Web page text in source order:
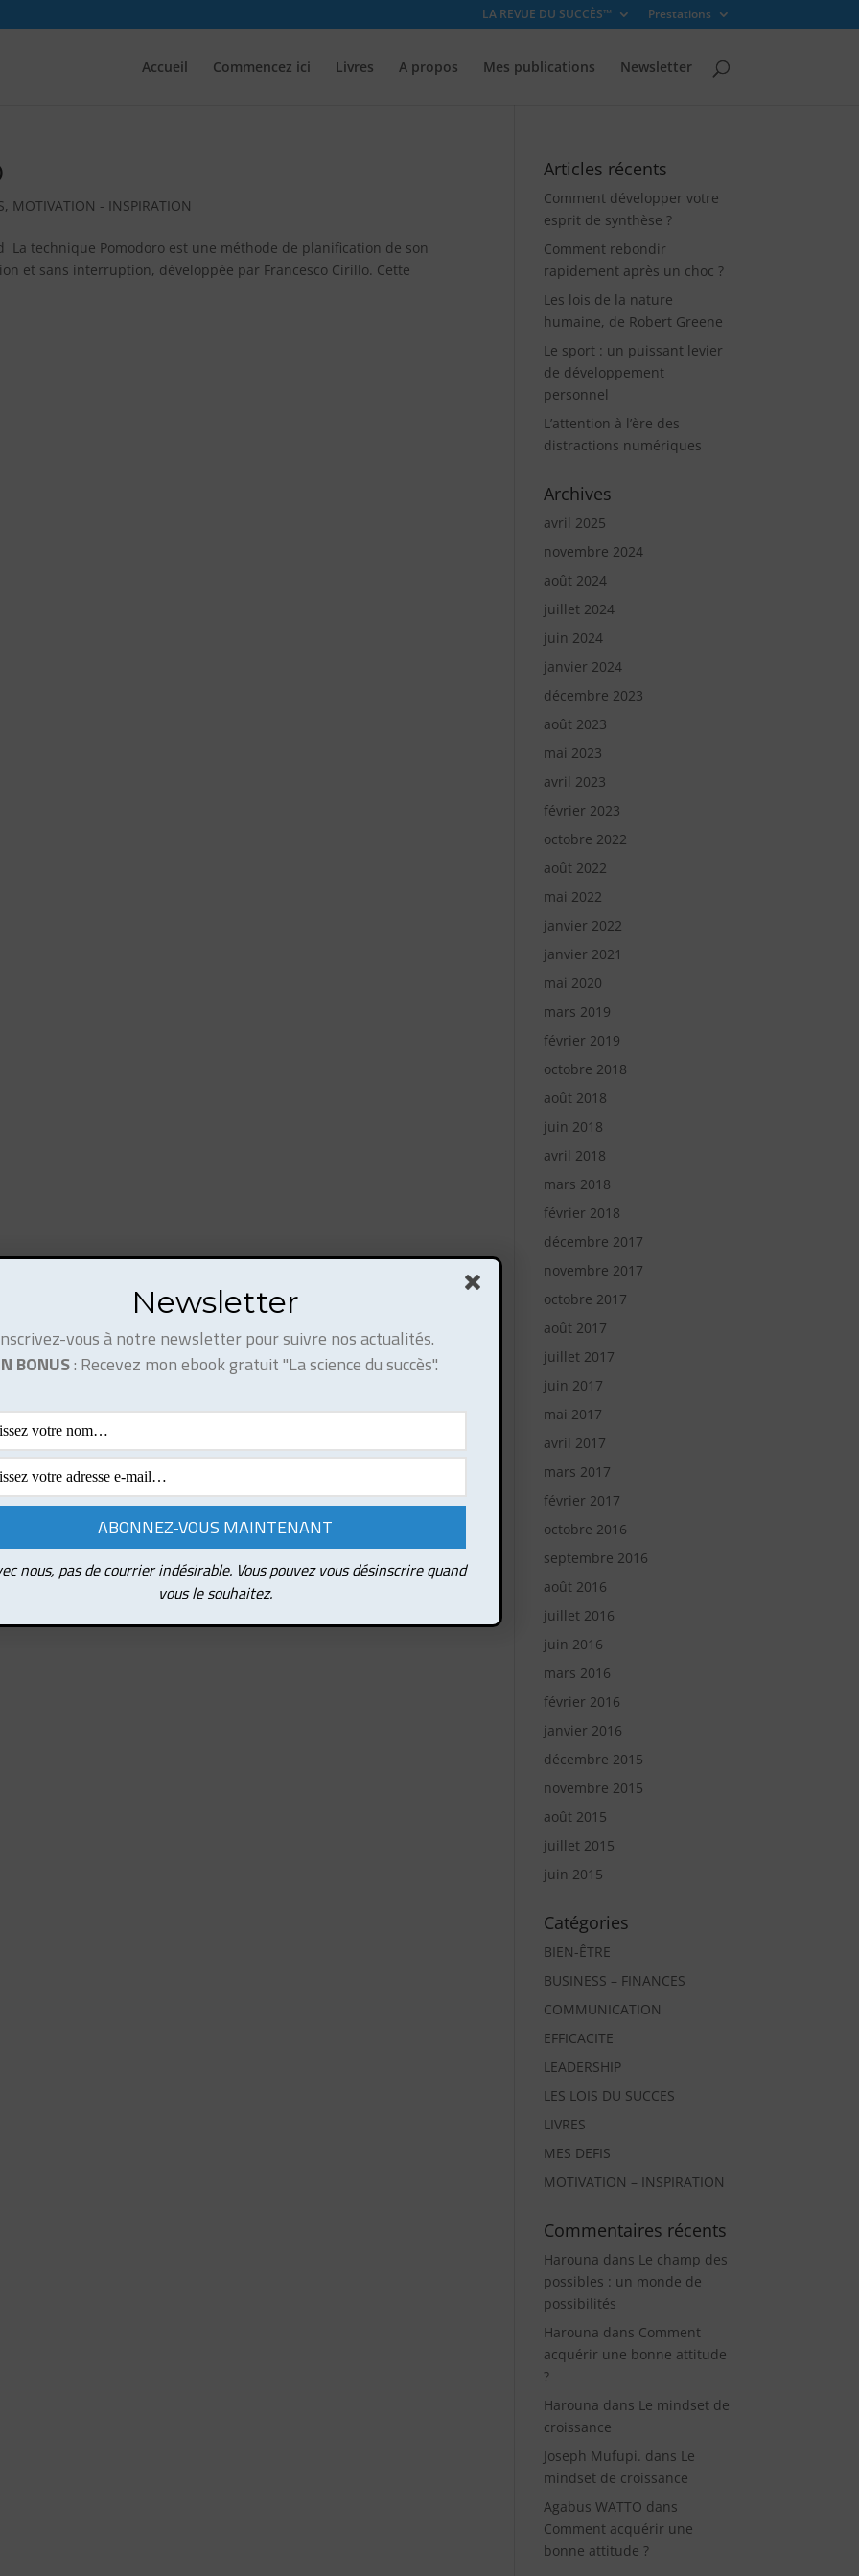
LA REVUE DU SUCCÈS™ Prestations
Accueil Commencez ici Livres A propos Mes publications Newsletter
, MOTIVATION - INSPIRATION
La technique Pomodoro est une méthode de planification de son
et sans interruption, développée par Francesco Cirillo. Cette
Articles récents
Comment développer votre
esprit de synthèse ?
Comment rebondir
rapidement après un choc ?
Les lois de la nature
humaine, de Robert Greene
Le sport : un puissant levier
de développement
personnel
L’attention à l’ère des
distractions numériques
Archives
avril 2025
novembre 2024
août 2024
juillet 2024
juin 2024
janvier 2024
décembre 2023
août 2023
mai 2023
avril 2023
février 2023
octobre 2022
août 2022
mai 2022
janvier 2022
janvier 2021
mai 2020
mars 2019
février 2019
octobre 2018
août 2018
juin 2018
avril 2018
mars 2018
février 2018
décembre 2017
novembre 2017
octobre 2017
août 2017
juillet 2017
juin 2017
mai 2017
avril 2017
mars 2017
février 2017
octobre 2016
septembre 2016
août 2016
juillet 2016
juin 2016
mars 2016
février 2016
janvier 2016
décembre 2015
novembre 2015
août 2015
juillet 2015
juin 2015
Catégories
BIEN-ÊTRE
BUSINESS – FINANCES
COMMUNICATION
EFFICACITE
LEADERSHIP
LES LOIS DU SUCCES
LIVRES
MES DEFIS
MOTIVATION – INSPIRATION
Commentaires récents
Harouna dans Le champ des
possibles : un monde de
possibilités
Harouna dans Comment
acquérir une bonne attitude
?
Harouna dans Le mindset de
croissance
Joseph Mufupi. dans Le
mindset de croissance
Agabus WATTO dans
Comment acquérir une
bonne attitude ?
Newsletter
vous à notre newsletter pour suivre nos actualités.
BONUS: Recevez mon ebook gratuit "La science du succès".
nous, pas de courrier indésirable. Vous pouvez vous désinscrire quand
vous le souhaitez.